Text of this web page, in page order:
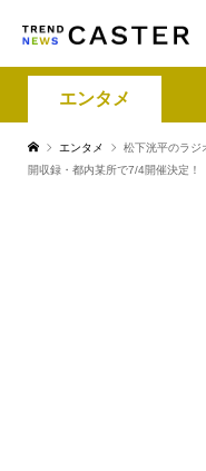
エンタメ
エンタメ
松下洸平のラ
開収録・都内某所で7/4開催決定